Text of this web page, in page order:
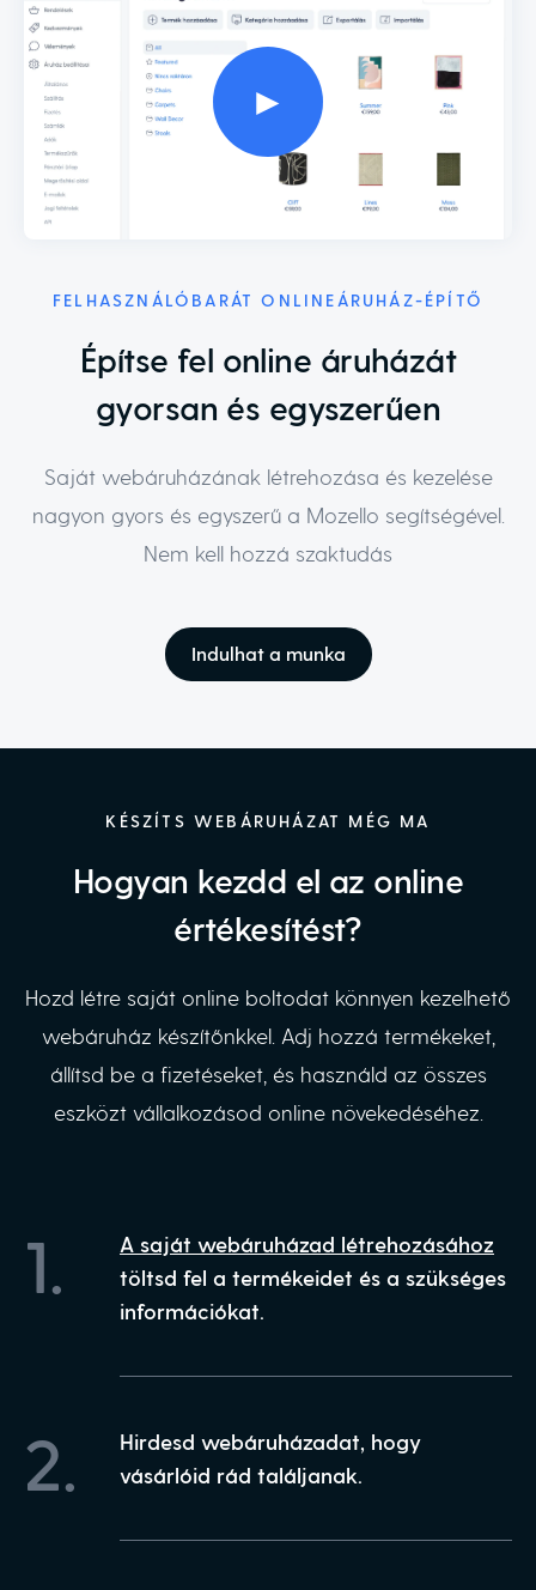
►
FELHASZNÁLÓBARÁT ONLINEÁRUHÁZ-ÉPÍTŐ
Építse fel online áruházát
gyorsan és egyszerűen
Saját webáruházának létrehozása és kezelése
nagyon gyors és egyszerű a Mozello segítségével.
Nem kell hozzá szaktudás
Indulhat a munka
KÉSZÍTS WEBÁRUHÁZAT MÉG MA
Hogyan kezdd el az online
értékesítést?
Hozd létre saját online boltodat könnyen kezelhető
webáruház készítőnkkel. Adj hozzá termékeket,
állítsd be a fizetéseket, és használd az összes
eszközt vállalkozásod online növekedéséhez.
1.
A saját webáruházad létrehozásához
töltsd fel a termékeidet és a szükséges
információkat.
2.
Hirdesd webáruházadat, hogy
vásárlóid rád találjanak.